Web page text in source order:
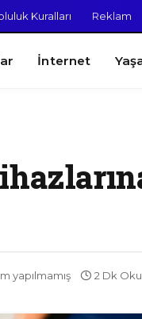
Kuralları Reklam
İnternet
yapılmamış 2 Dk